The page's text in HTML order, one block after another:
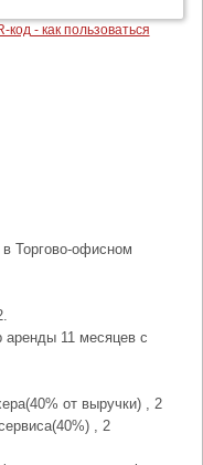
код - как пользоваться
Торгово-офисном
аренды 11 месяцев с
от выручки) , 2
, 2